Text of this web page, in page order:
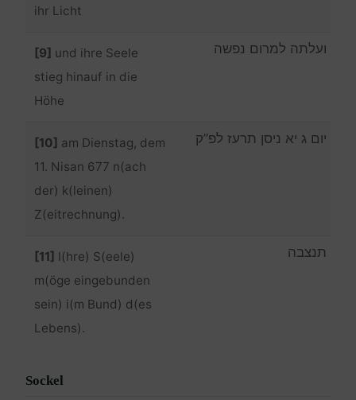
ihr Licht
[9] und ihre Seele
stieg hinauf in die
Höhe
ועלתה למרום נפשה
[10] am Dienstag, dem
11. Nisan 677 n(ach
der) k(leinen)
Z(eitrechnung).
יום ג יא ניסן תרעז לפ”ק
[11] I(hre) S(eele)
m(öge eingebunden
sein) i(m Bund) d(es
Lebens).
תנצבה
Sockel